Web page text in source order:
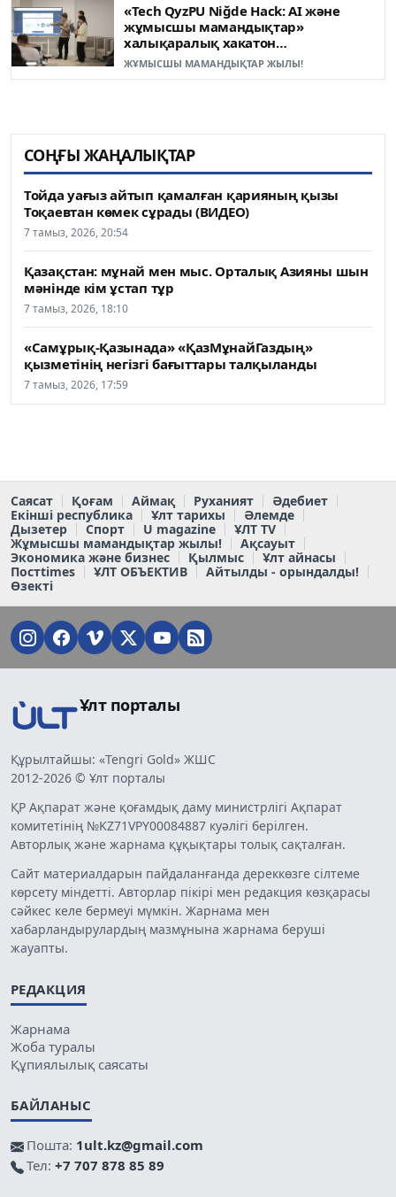
«Tech QyzPU Niğde Hack: AI және
жұмысшы мамандықтар»
халықаралық хакатон
жеңімпаздары анықталды
ЖҰМЫСШЫ МАМАНДЫҚТАР ЖЫЛЫ!
СОҢҒЫ ЖАҢАЛЫҚТАР
Тойда уағыз айтып қамалған қарияның қызы
Тоқаевтан көмек сұрады (ВИДЕО)
7 тамыз, 2026, 20:54
Қазақстан: мұнай мен мыс. Орталық Азияны шын
мәнінде кім ұстап тұр
7 тамыз, 2026, 18:10
«Самұрық-Қазынада» «ҚазМұнайГаздың»
қызметінің негізгі бағыттары талқыланды
7 тамыз, 2026, 17:59
Саясат Қоғам Аймақ Руханият
Әдебиет
Екінші республика
Ұлт тарихы
Әлемде
Дызетер
Спорт U magazine
ҰЛТ TV
Жұмысшы мамандықтар жылы!
Ақсауыт
Экономика және бизнес
Қылмыс
Ұлт айнасы
Постtimes
ҰЛТ ОБЪЕКТИВ
Айтылды - орындалды!
Өзекті
Ұлт порталы
Құрылтайшы: «Tengri Gold» ЖШС
2012-2026 © Ұлт порталы
ҚР Ақпарат және қоғамдық даму министрлігі Ақпарат
комитетінің №KZ71VPY00084887 куәлігі берілген.
Авторлық және жарнама құқықтары толық сақталған.
Сайт материалдарын пайдаланғанда дереккөзге сілтеме
көрсету міндетті. Авторлар пікірі мен редакция көзқарасы
сәйкес келе бермеуі мүмкін. Жарнама мен
хабарландырулардың мазмұнына жарнама беруші
жауапты.
РЕДАКЦИЯ
Жарнама
Жоба туралы
Құпиялылық саясаты
БАЙЛАНЫС
Пошта: 1ult.kz@gmail.com
Тел: +7 707 878 85 89